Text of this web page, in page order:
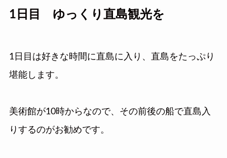
1日目 ゆっくり直島観光を
1日目は好きな時間に直島に入り、直島をたっぷり
堪能します。
美術館が10時からなので、その前後の船で直島入
りするのがお勧めです。